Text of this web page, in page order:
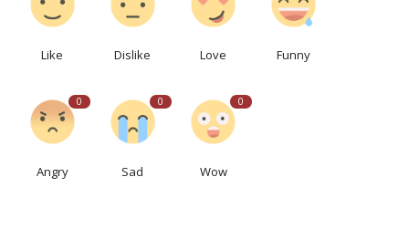
Like Dislike Love Funny
0
Angry
0
Sad
0
Wow